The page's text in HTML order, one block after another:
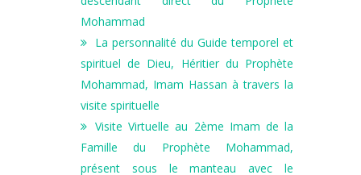
Mohammad
La personnalité du Guide temporel et
spirituel de Dieu, Héritier du Prophète
Mohammad, Imam Hassan à travers la
visite spirituelle
Visite Virtuelle au 2ème Imam de la
Famille du Prophète Mohammad,
présent sous le manteau avec le